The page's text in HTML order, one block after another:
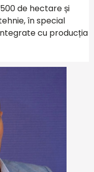
de hectare și
în special
cu producția